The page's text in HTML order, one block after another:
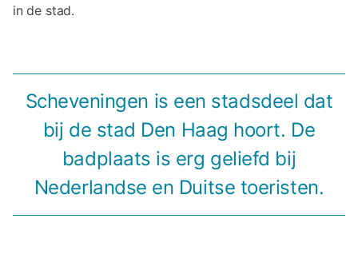
in de stad.
Scheveningen is een stadsdeel dat
bij de stad Den Haag hoort. De
badplaats is erg geliefd bij
Nederlandse en Duitse toeristen.